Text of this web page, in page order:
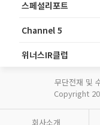
스페셜리포트
Channel 5
위너스IR클럽
무단전재 및
Copyright
회사소개